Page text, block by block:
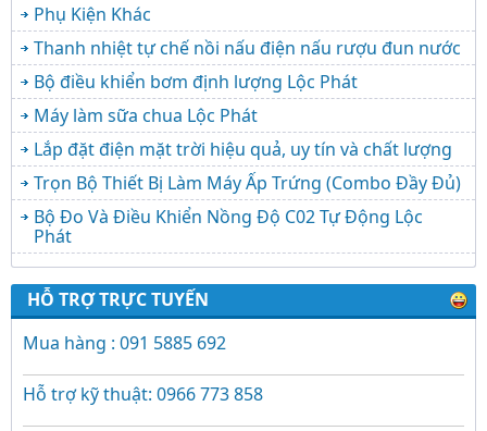
Phụ Kiện Khác
Thanh nhiệt tự chế nồi nấu điện nấu rượu đun nước
Bộ điều khiển bơm định lượng Lộc Phát
Máy làm sữa chua Lộc Phát
Lắp đặt điện mặt trời hiệu quả, uy tín và chất lượng
Trọn Bộ Thiết Bị Làm Máy Ấp Trứng (Combo Đầy Đủ)
Bộ Đo Và Điều Khiển Nồng Độ C02 Tự Động Lộc
Phát
HỖ TRỢ TRỰC TUYẾN
Mua hàng : 091 5885 692
Hỗ trợ kỹ thuật: 0966 773 858